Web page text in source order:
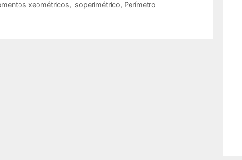
xeométricos, Isoperimétrico, Perímetro